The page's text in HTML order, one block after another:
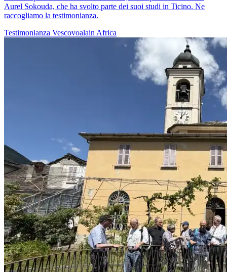
Aurel Sokouda, che ha svolto parte dei suoi studi in Ticino. Ne
raccogliamo la testimonianza.
Testimonianza VescovoalainAfrica